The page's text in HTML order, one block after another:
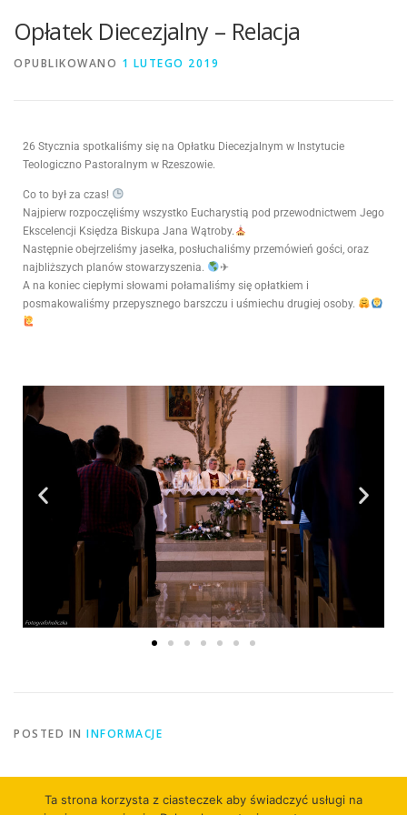
Opłatek Diecezjalny – Relacja
OPUBLIKOWANO 1 LUTEGO 2019
26 Stycznia spotkaliśmy się na Opłatku Diecezjalnym w Instytucie
Teologiczno Pastoralnym w Rzeszowie.
Co to był za czas!
Najpierw rozpoczęliśmy wszystko Eucharystią pod przewodnictwem Jego
Ekscelencji Księdza Biskupa Jana Wątroby.
Następnie obejrzeliśmy jasełka, posłuchaliśmy przemówień gości, oraz
najbliższych planów stowarzyszenia.
✈
A na koniec ciepłymi słowami połamaliśmy się opłatkiem i
posmakowaliśmy przepysznego barszczu i uśmiechu drugiej osoby.
POSTED IN INFORMACJE
Ta strona korzysta z ciasteczek aby świadczyć usługi na